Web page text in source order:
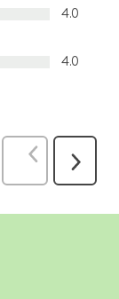
4.0
4.0
Precedente